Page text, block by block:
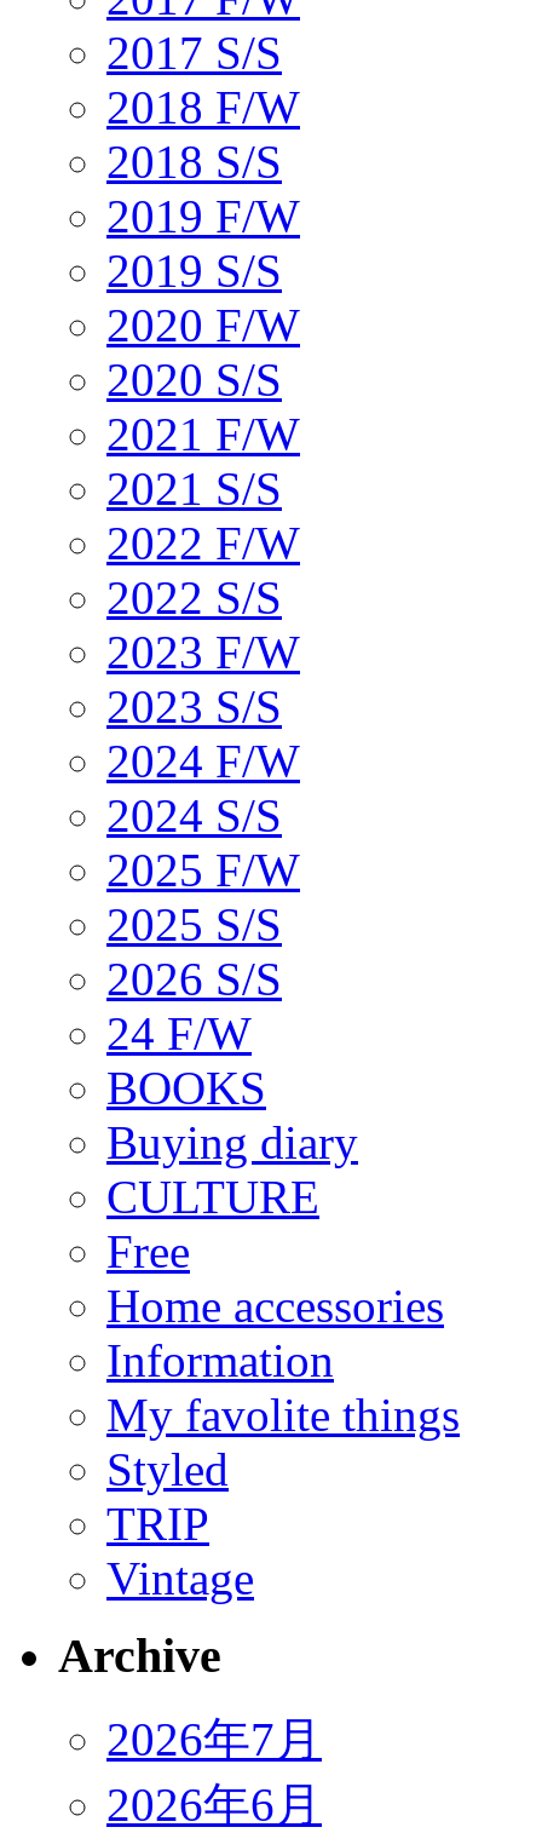
2017 S/S
2018 F/W
2018 S/S
2019 F/W
2019 S/S
2020 F/W
2020 S/S
2021 F/W
2021 S/S
2022 F/W
2022 S/S
2023 F/W
2023 S/S
2024 F/W
2024 S/S
2025 F/W
2025 S/S
2026 S/S
24 F/W
BOOKS
Buying diary
CULTURE
Free
Home accessories
Information
My favolite things
Styled
TRIP
Vintage
Archive
2026年7月
2026年6月